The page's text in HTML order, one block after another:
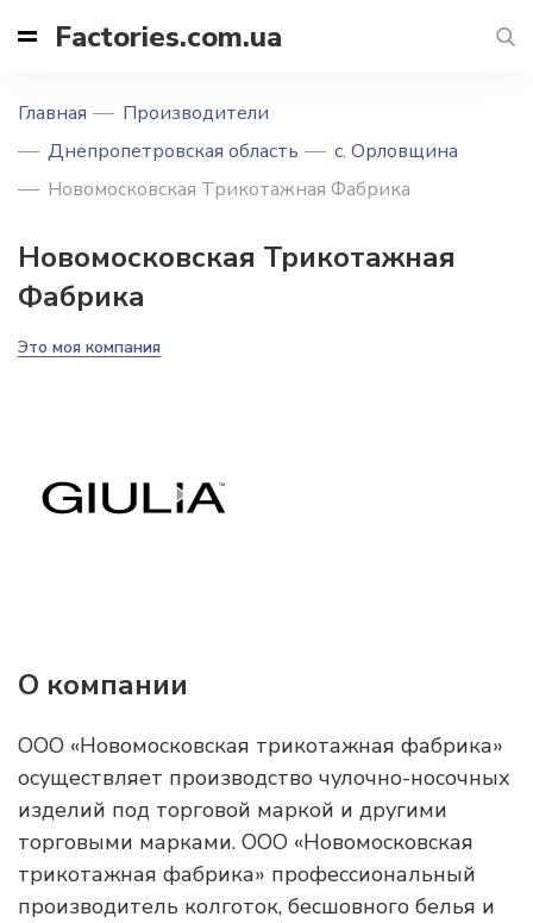
Factories.com.ua
Главная
Производители
Днепропетровская область
с. Орловщина
Новомосковская Трикотажная Фабрика
Новомосковская Трикотажная
Фабрика
Это моя компания
О компании
ООО «Новомосковская трикотажная фабрика»
осуществляет производство чулочно-носочных
изделий под торговой маркой и другими
торговыми марками. ООО «Новомосковская
трикотажная фабрика» профессиональный
производитель колготок, бесшовного белья и